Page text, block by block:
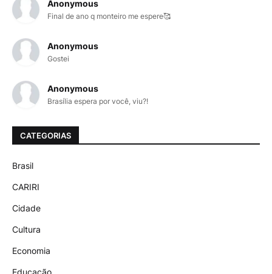
Anonymous
Final de ano q monteiro me espere🥰
Anonymous
Gostei
Anonymous
Brasília espera por você, viu?!
CATEGORIAS
Brasil
CARIRI
Cidade
Cultura
Economia